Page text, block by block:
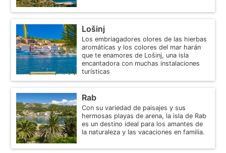
Lošinj
Los embriagadores olores de las hierbas
aromáticas y los colores del mar harán
que te enamores de Lošinj, una isla
encantadora con muchas instalaciones
turísticas
Rab
Con su variedad de paisajes y sus
hermosas playas de arena, la isla de Rab
es un destino ideal para los amantes de
la naturaleza y las vacaciones en familia.